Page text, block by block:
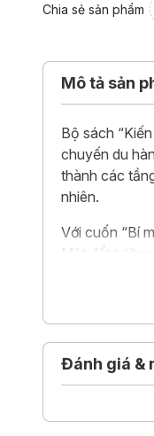
Chia sẻ sản phẩm
Mô tả sản
Bộ sách
chuyến du
thành các
nhiên.
Với cuốn “Bí
Mặt đất
giun đất,
lòng Trái Đất
Đánh giá &